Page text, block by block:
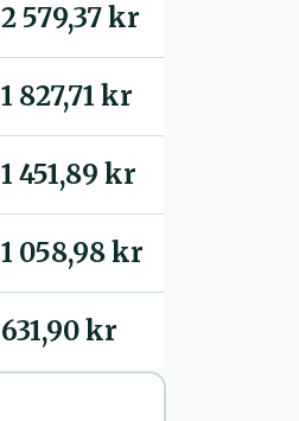
2 579,37 kr
1 827,71 kr
1 451,89 kr
1 058,98 kr
631,90 kr